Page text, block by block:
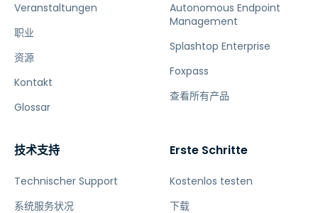
Veranstaltungen
职业
资源
Kontakt
Glossar
Autonomous Endpoint
Management
Splashtop Enterprise
Foxpass
查看所有产品
技术支持
Technischer Support
系统服务状况
Erste Schritte
Kostenlos testen
下载